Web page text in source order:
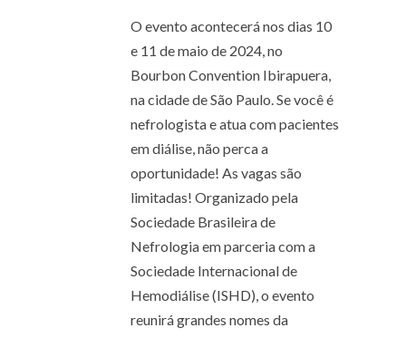
O evento acontecerá nos dias 10
e 11 de maio de 2024, no
Bourbon Convention Ibirapuera,
na cidade de São Paulo. Se você é
nefrologista e atua com pacientes
em diálise, não perca a
oportunidade! As vagas são
limitadas! Organizado pela
Sociedade Brasileira de
Nefrologia em parceria com a
Sociedade Internacional de
Hemodiálise (ISHD), o evento
reunirá grandes nomes da